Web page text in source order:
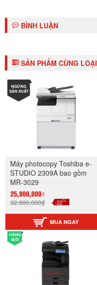
BÌNH LUẬN
SẢN PHẨM CÙNG LOẠI
NGỪNG
SẢN XUẤT
Máy photocopy Toshiba e-
STUDIO 2309A bao gồm
MR-3029
25,900,000₫
32,900,000₫ -22%
MUA NGAY
HÀNG
MỚI